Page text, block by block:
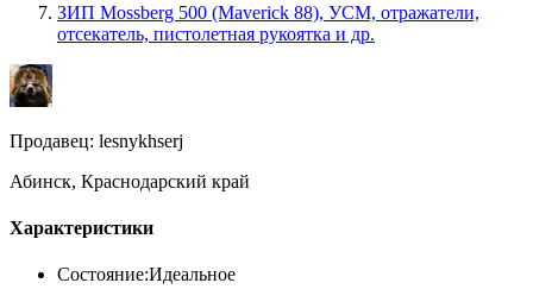
ЗИП Mossberg 500 (Maverick 88), УСМ, отражатели,
отсекатель, пистолетная рукоятка и др.
Продавец: lesnykhserj
Абинск, Краснодарский край
Характеристики
Состояние:Идеальное